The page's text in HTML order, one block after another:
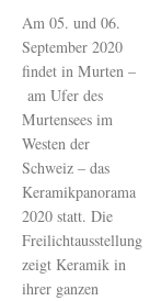
Am 05. und 06.
September 2020
findet in Murten –
am Ufer des
Murtensees im
Westen der
Schweiz – das
Keramikpanorama
2020 statt. Die
Freilichtausstellung
zeigt Keramik in
ihrer ganzen